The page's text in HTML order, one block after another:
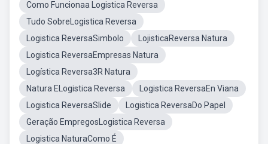
Como Funcionaa Logistica Reversa
Tudo SobreLogistica Reversa
Logistica ReversaSimbolo
LojisticaReversa Natura
Logistica ReversaEmpresas Natura
Logística Reversa3R Natura
Natura ELogistica Reversa
Logistica ReversaEn Viana
Logistica ReversaSlide
Logistica ReversaDo Papel
Geração EmpregosLogistica Reversa
Logistica NaturaComo É